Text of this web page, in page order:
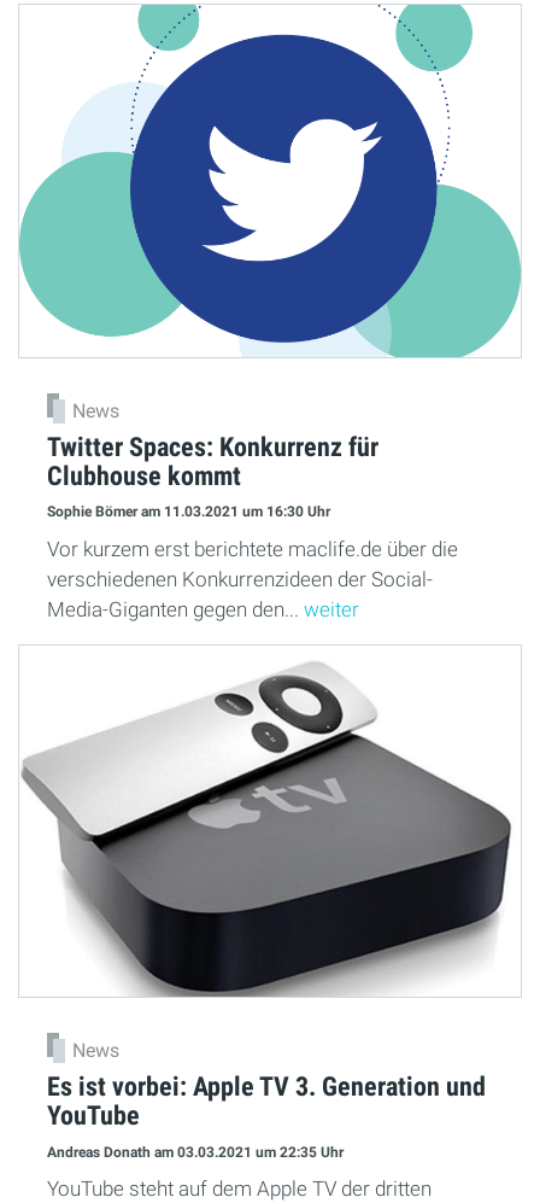
News
Twitter Spaces: Konkurrenz für
Clubhouse kommt
Sophie Bömeram 11.03.2021 um 16:30 Uhr
Vor kurzem erst berichtete maclife.de über die
verschiedenen Konkurrenzideen der Social-
Media-Giganten gegen den... weiter
News
Es ist vorbei: Apple TV 3. Generation und
YouTube
Andreas Donath am 03.03.2021 um 22:35 Uhr
YouTube steht auf dem Apple TV der dritten